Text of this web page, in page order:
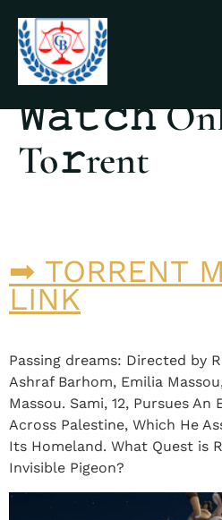
Passing
𝚆𝚊𝚝𝚌𝚑
To𝚛rent
➡ TORRENT
LINK
Passing dreams: Directed by
Ashraf Barhom, Emilia
Massou. Sami, 12, Pursues An
Across Palestine, Which He
Its Homeland. What Quest is
Invisible Pigeon?